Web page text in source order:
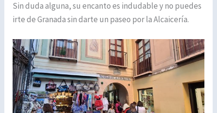
Sin duda alguna, su encanto es indudable y no puedes
irte de Granada sin darte un paseo por la Alcaicería.